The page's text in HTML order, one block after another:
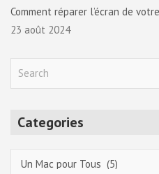
Comment réparer l’écran de
23 août 2024
Categories